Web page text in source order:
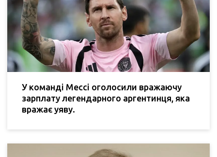
У команді Мессі оголосили вражаючу
зарплату легендарного аргентинця, яка
вражає уяву.